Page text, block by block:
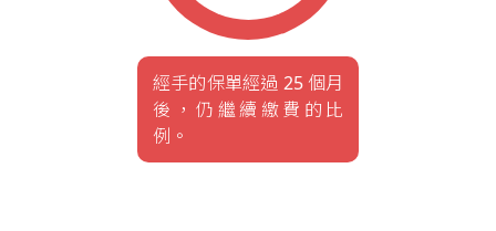
經手的保單經過 25 個月
後，仍繼續繳費的比
例。